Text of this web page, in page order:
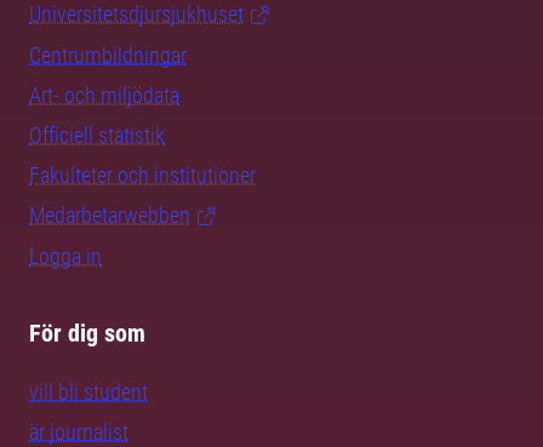
Universitetsdjursjukhuset
Centrumbildningar
Art- och miljödata
Officiell statistik
Fakulteter och institutioner
Medarbetarwebben
Logga in
För dig som
vill bli student
är journalist